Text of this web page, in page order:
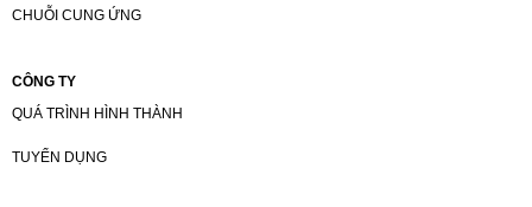
CHUỖI CUNG ỨNG
CÔNG TY
QUÁ TRÌNH HÌNH THÀNH
TUYỂN DỤNG